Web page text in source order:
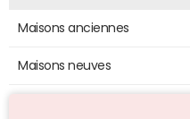
Maisons anciennes
Maisons neuves